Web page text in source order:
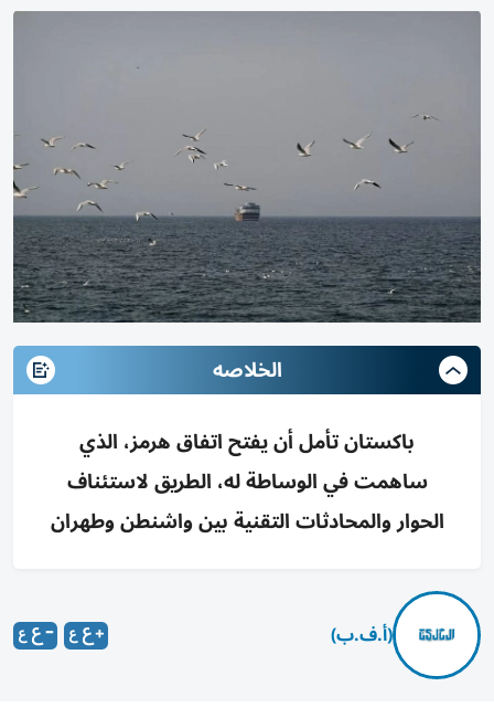
الخلاصه
باكستان تأمل أن يفتح اتفاق هرمز، الذي
ساهمت في الوساطة له، الطريق لاستئناف
الحوار والمحادثات التقنية بين واشنطن وطهران
(أ.ف.ب)